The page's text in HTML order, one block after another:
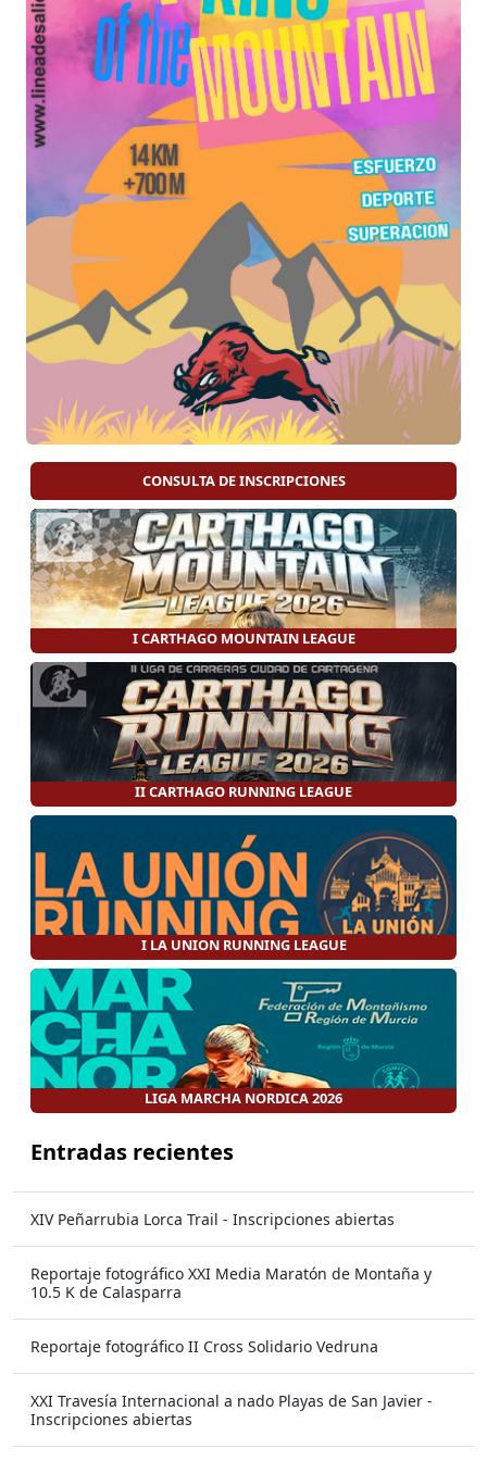
2025 en tu calendario y prepárate para la
acción a las 09:30.
¿Te atreves a desafiar tus límites y convertirte en
el próximo "King of the Mountain"? Únete a
nosotros en este emocionante evento donde la
naturaleza, el esfuerzo y la determinación se
fusionan para crear una experiencia inolvidable.
¡Prepárate para vivir la aventura en estado puro!
CONSULTA DE INSCRIPCIONES
I CARTHAGO MOUNTAIN LEAGUE
II CARTHAGO RUNNING LEAGUE
I LA UNION RUNNING LEAGUE
LIGA MARCHA NORDICA 2026
Entradas recientes
XIV Peñarrubia Lorca Trail - Inscripciones abiertas
Reportaje fotográfico XXI Media Maratón de Montaña y
10.5 K de Calasparra
Reportaje fotográfico II Cross Solidario Vedruna
XXI Travesía Internacional a nado Playas de San Javier -
Inscripciones abiertas